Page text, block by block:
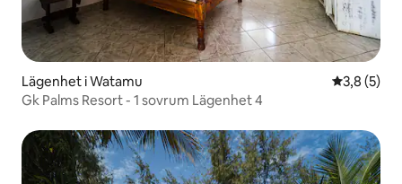
Lägenhet i Watamu 3,8 av 5 i
3,8 (5)
Gk Palms Resort - 1 sovrum Lägenhet 4